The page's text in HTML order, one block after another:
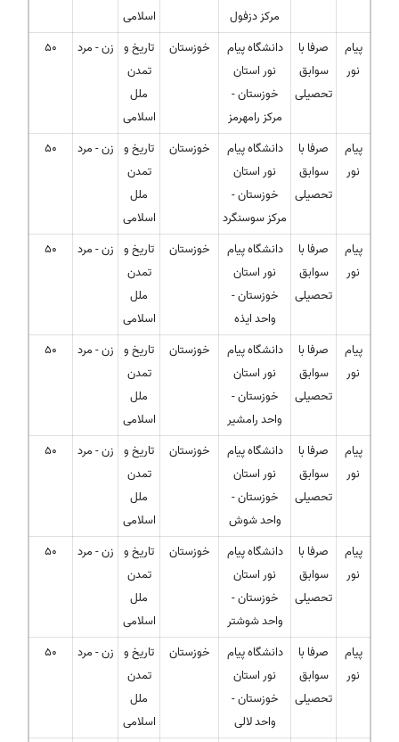
مرکز دزفول
اسلامی
پیام
نور
صرفا با
سوابق
تحصیلی
دانشگاه پیام
نور استان
خوزستان -
مرکز رامهرمز
خوزستان
تاریخ و
تمدن
ملل
اسلامی
زن - مرد 50
پیام
نور
صرفا با
سوابق
تحصیلی
دانشگاه پیام
نور استان
خوزستان -
مرکز سوسنگرد
خوزستان
تاریخ و
تمدن
ملل
اسلامی
زن - مرد 50
پیام
نور
صرفا با
سوابق
تحصیلی
دانشگاه پیام
نور استان
خوزستان -
واحد ایذه
خوزستان
تاریخ و
تمدن
ملل
اسلامی
زن - مرد 50
پیام
نور
صرفا با
سوابق
تحصیلی
دانشگاه پیام
نور استان
خوزستان -
واحد رامشیر
خوزستان
تاریخ و
تمدن
ملل
اسلامی
زن - مرد 50
پیام
نور
صرفا با
سوابق
تحصیلی
دانشگاه پیام
نور استان
خوزستان -
واحد شوش
خوزستان
تاریخ و
تمدن
ملل
اسلامی
زن - مرد 50
پیام
نور
صرفا با
سوابق
تحصیلی
دانشگاه پیام
نور استان
خوزستان -
واحد شوشتر
خوزستان
تاریخ و
تمدن
ملل
اسلامی
زن - مرد 50
پیام
نور
صرفا با
سوابق
تحصیلی
دانشگاه پیام
نور استان
خوزستان -
واحد لالی
خوزستان
تاریخ و
تمدن
ملل
اسلامی
زن - مرد 50